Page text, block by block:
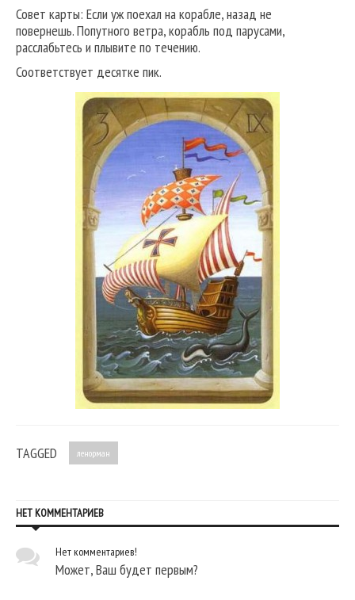
Совет карты: Если уж поехал на корабле, назад не
повернешь. Попутного ветра, корабль под парусами,
расслабьтесь и плывите по течению.
Соответствует десятке пик.
TAGGED ленорман
НЕТ КОММЕНТАРИЕВ
Нет комментариев!
Может, Ваш будет первым?